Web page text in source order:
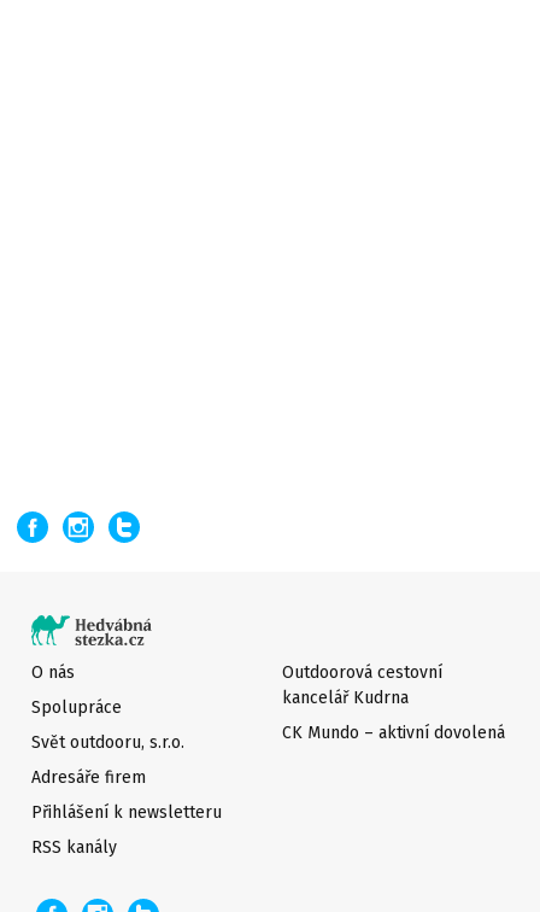
O nás
Spolupráce
Svět outdooru, s.r.o.
Adresáře firem
Přihlášení k newsletteru
Outdoorová cestovní
kancelář Kudrna
CK Mundo – aktivní dovolená
RSS kanály